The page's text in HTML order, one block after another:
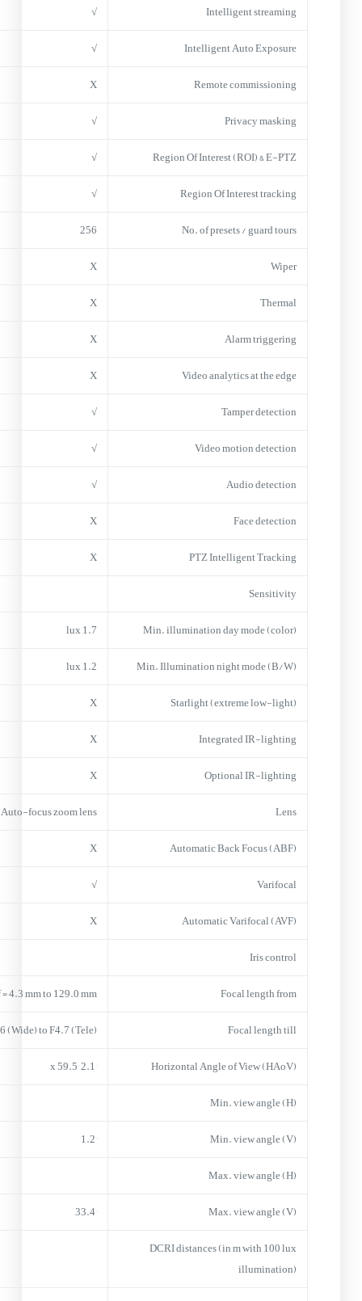
Intelligent streaming
√
Intelligent Auto Exposure
√
Remote commissioning
X
Privacy masking
√
Region Of Interest (ROI) & E-PTZ
√
Region Of Interest tracking
√
No. of presets / guard tours
256
Wiper
X
Thermal
X
Alarm triggering
X
Video analytics at the edge
X
Tamper detection
√
Video motion detection
√
Audio detection
√
Face detection
X
PTZ Intelligent Tracking
X
Sensitivity
Min. illumination day mode (color)
1.7 lux
Min. Illumination night mode (B/W)
1.2 lux
Starlight (extreme low-light)
X
Integrated IR-lighting
X
Optional IR-lighting
X
Lens
Auto-focus zoom lens
Automatic Back Focus (ABF)
X
Varifocal
√
Automatic Varifocal (AVF)
X
Iris control
Focal length from
4.3 mm to 129.0 mm
Focal length till
(Wide) to F4.7 (Tele)
Horizontal Angle of View (HAoV)
2.1° x 59.5°
Min. view angle (H)
Min. view angle (V)
1.2°
Max. view angle (H)
Max. view angle (V)
33.4°
DCRI distances (in m with 100 lux
illumination)